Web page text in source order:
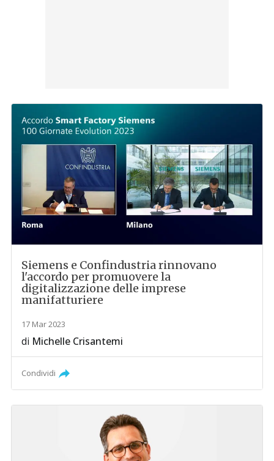
Siemens e Confindustria rinnovano
l'accordo per promuovere la
digitalizzazione delle imprese
manifatturiere
17 Mar 2023
di Michelle Crisantemi
Condividi